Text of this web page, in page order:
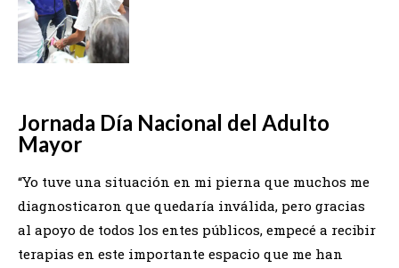
Jornada Día Nacional del Adulto
Mayor
“Yo tuve una situación en mi pierna que muchos me
diagnosticaron que quedaría inválida, pero gracias
al apoyo de todos los entes públicos, empecé a recibir
terapias en este importante espacio que me han